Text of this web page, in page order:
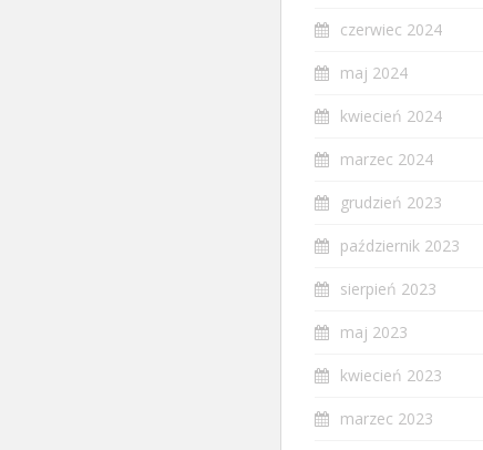
czerwiec 2024
maj 2024
kwiecień 2024
marzec 2024
grudzień 2023
październik 2023
sierpień 2023
maj 2023
kwiecień 2023
marzec 2023